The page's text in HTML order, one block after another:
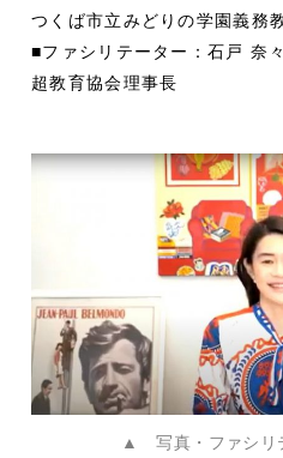
つくば市立みどりの学園義務
■ファシリテーター：石戸 奈
超教育協会理事長
▲ 写真・ファシリ